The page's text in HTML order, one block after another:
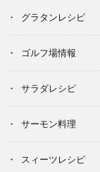
グラタンレシピ
ゴルフ場情報
サラダレシピ
サーモン料理
スィーツレシピ